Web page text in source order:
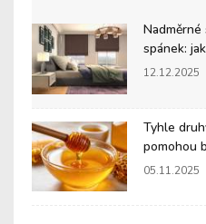
spánek:
12.12.2025
Tyhle
pomohou
05.11.2025